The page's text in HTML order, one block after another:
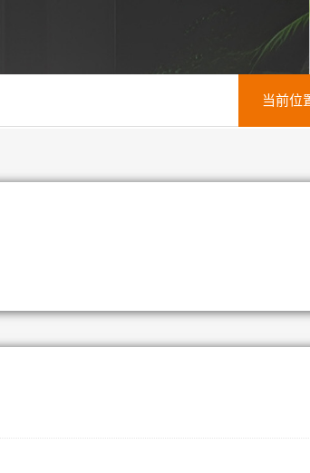
当前位